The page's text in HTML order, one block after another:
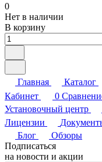
0
Нет в наличии
В корзину
Главная Каталог
Кабинет
0
Установочный центр
Лицензии
Блог
Обзоры
Подписаться
на новости и акции